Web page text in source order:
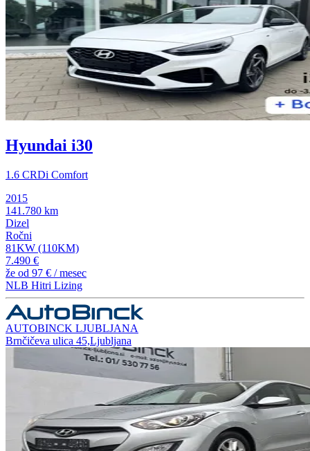
Hyundai i30
1.6 CRDi Comfort
2015
141.780 km
Dizel
Ročni
81KW (110KM)
7.490 €
že od 97 € / mesec
NLB Hitri Lizing
AUTOBINCK LJUBLJANA
Brnčičeva ulica 45,Ljubljana